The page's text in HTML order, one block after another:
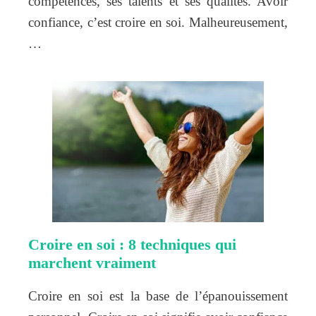
confiance, c’est croire en soi. Malheureusement,
…
Croire en soi : 8 techniques qui
marchent vraiment
Croire en soi est la base de l’épanouissement